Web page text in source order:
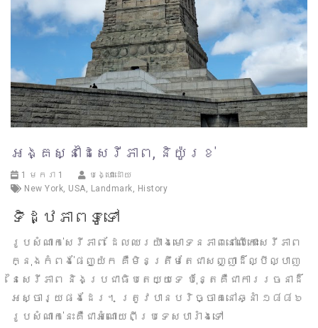
អង្គស្នាដៃសេរីភាព, និយ៉ូរខ់
1 មករា 1
បង្ហោះដោយ
New York, USA, Landmark, History
ទិដ្ឋភាពទូទៅ
រូបសំណាក់សេរីភាព ដែលឈរយ៉ាងមោទនភាពនៅលើកោះសេរីភាព
ក្នុងកំពង់ផែញូយ៉ក គឺមិនត្រឹមតែជាសញ្ញាដ៏ល្បីល្បាញ
នៃសេរីភាព និងប្រជាធិបតេយ្យទេ ប៉ុន្តែគឺជាការរចនាដ៏
អស្ចារ្យផងដែរ។ ត្រូវបានបរិច្ចាគនៅឆ្នាំ ១៨៨៦
រូបសំណាក់នេះគឺជាអំណោយពីប្រទេសបារាំងទៅ